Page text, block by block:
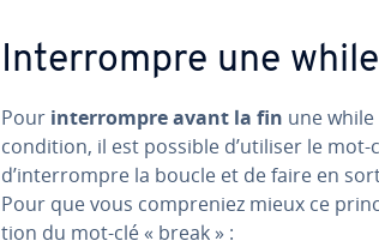
In­ter­rompre une
Pour in­ter­rompre avant la fin une
condition, il est possible d’utiliser le mot-
d’in­ter­rompre la boucle et de faire en
Pour que vous com­pre­niez mieux ce
tion du mot-clé « break » :